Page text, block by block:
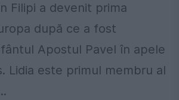
Filipi a devenit prima
după ce a fost
Apostul Pavel în apele
Lidia este primul membru al